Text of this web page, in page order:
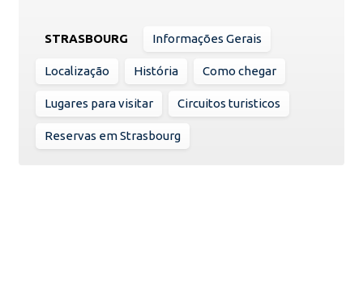
STRASBOURG Informações Gerais
Localização História Como chegar
Lugares para visitar Circuitos turisticos
Reservas em Strasbourg